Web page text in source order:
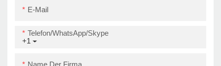
E-Mail
+1
Telefon/WhatsApp/Skype
Name Der Firma